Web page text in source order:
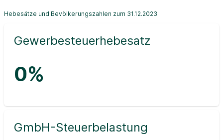
Hebesätze und Bevölkerungszahlen zum 31.12.2023
Gewerbesteuerhebesatz
0%
GmbH-Steuerbelastung